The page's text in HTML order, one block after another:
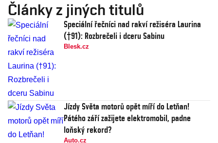
Články z jiných titulů
Speciální řečníci nad rakví režiséra Laurina
(†91): Rozbrečeli i dceru Sabinu
Blesk.cz
Jízdy Světa motorů opět míří do Letňan!
Pátého září zažijete elektromobil, padne
loňský rekord?
Auto.cz